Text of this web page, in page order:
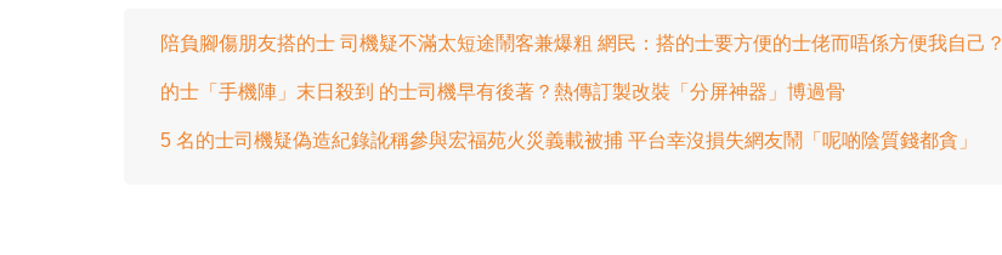
陪負腳傷朋友搭的士 司機疑不滿太短途鬧客兼爆粗 網民：搭的士要方便的士佬而唔係方便我自己？
的士「手機陣」末日殺到 的士司機早有後著？熱傳訂製改裝「分屏神器」博過骨
5 名的士司機疑偽造紀錄訛稱參與宏福苑火災義載被捕 平台幸沒損失網友鬧「呢啲陰質錢都貪」